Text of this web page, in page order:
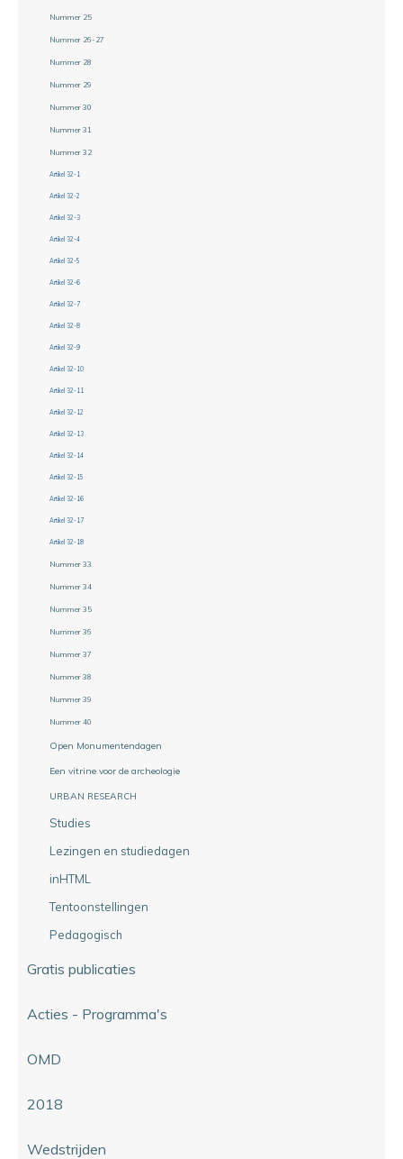
Nummer 25
Nummer 26-27
Nummer 28
Nummer 29
Nummer 30
Nummer 31
Nummer 32
Artikel 32-1
Artikel 32-2
Artikel 32-3
Artikel 32-4
Artikel 32-5
Artikel 32-6
Artikel 32-7
Artikel 32-8
Artikel 32-9
Artikel 32-10
Artikel 32-11
Artikel 32-12
Artikel 32-13
Artikel 32-14
Artikel 32-15
Artikel 32-16
Artikel 32-17
Artikel 32-18
Nummer 33
Nummer 34
Nummer 35
Nummer 36
Nummer 37
Nummer 38
Nummer 39
Nummer 40
Open Monumentendagen
Een vitrine voor de archeologie
URBAN RESEARCH
Studies
Lezingen en studiedagen
inHTML
Tentoonstellingen
Pedagogisch
Gratis publicaties
Acties - Programma's
OMD
2018
Wedstrijden